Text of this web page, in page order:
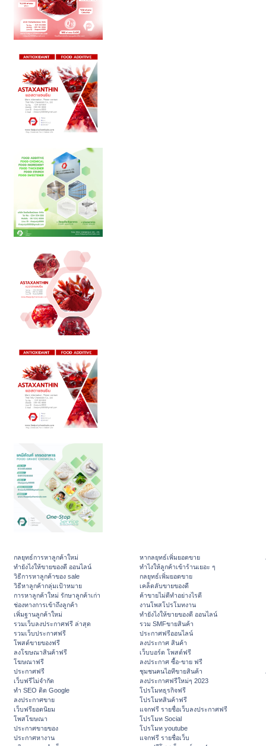
กลยุทธ์การหาลูกค้าใหม่
ทํายังไงให้ขายของดี ออนไลน์
วิธีการหาลูกค้าของ sale
วิธีหาลูกค้ากลุ่มเป้าหมาย
การหาลูกค้าใหม่ รักษาลูกค้าเก่า
ช่องทางการเข้าถึงลูกค้า
เพิ่มฐานลูกค้าใหม่
รวมเว็บลงประกาศฟรี ล่าสุด
รวมเว็บประกาศฟรี
โพสต์ขายของฟรี
ลงโฆษณาสินค้าฟรี
โฆษณาฟรี
ประกาศฟรี
เว็บฟรีไม่จำกัด
ทำ SEO ติด Google
ลงประกาศขาย
เว็บฟรียอดนิยม
โพสโฆษณา
ประกาศขายของ
ประกาศหางาน
หากลยุทธ์เพิ่มยอดขาย
ทําไงให้ลูกค้าเข้าร้านเยอะ ๆ
กลยุทธ์เพิ่มยอดขาย
เคล็ดลับขายของดี
ค้าขายไม่ดีทำอย่างไรดี
งานโพสโปรโมทงาน
ทํายังไงให้ขายของดี ออนไลน์
รวม SMFขายสินค้า
ประกาศฟรีออนไลน์
ลงประกาศ สินค้า
เว็บบอร์ด โพสต์ฟรี
ลงประกาศ ซื้อ-ขาย ฟรี
ชุมชนคนไอทีขายสินค้า
ลงประกาศฟรีใหม่ๆ 2023
โปรโมทธุรกิจฟรี
โปรโมทสินค้าฟรี
แจกฟรี รายชื่อเว็บลงประกาศฟรี
โปรโมท Social
โปรโมท youtube
แจกฟรี รายชื่อเว็บ